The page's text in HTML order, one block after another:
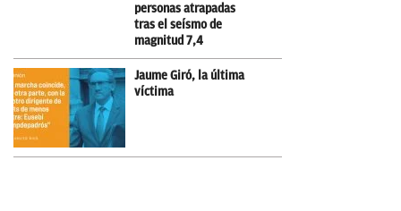
personas atrapadas
tras el seísmo de
magnitud 7,4
Jaume Giró, la última
víctima